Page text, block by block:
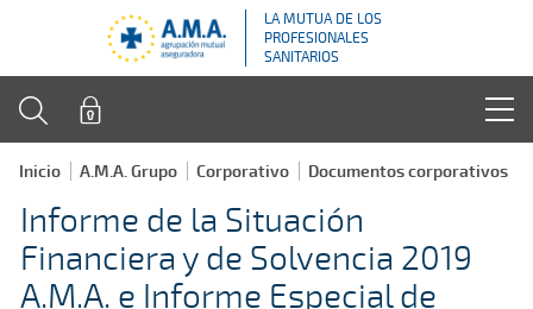
LA MUTUA DE LOS
PROFESIONALES
SANITARIOS
Inicio A.M.A. Grupo Corporativo Documentos corporativos
Informe de la Situación
Financiera y de Solvencia 2019
A.M.A. e Informe Especial de